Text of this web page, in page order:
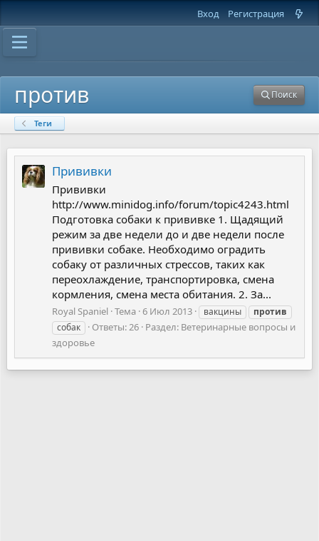
Вход Регистрация
против Поиск
Теги
Прививки
Прививки
http://www.minidog.info/forum/topic4243.html
Подготовка собаки к прививке 1. Щадящий
режим за две недели до и две недели после
прививки собаке. Необходимо оградить
собаку от различных стрессов, таких как
переохлаждение, транспортировка, смена
кормления, смена места обитания. 2. За...
Royal Spaniel Тема 6 Июл 2013 вакцины
против
собак
Ответы: 26 Раздел: Ветеринарные вопросы и
здоровье